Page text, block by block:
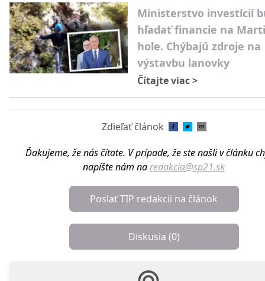
Ministerstvo investícií
hľadať financie na
hole. Chýbajú zdroje na
výstavbu lanovky
Čítajte viac>
Zdieľať článok
Ďakujeme, že nás čítate. V prípade, že ste našli v článku
napíšte nám naredakcia@sp21.sk
Poslať TIP redakcii na článok
Diskusia (0)